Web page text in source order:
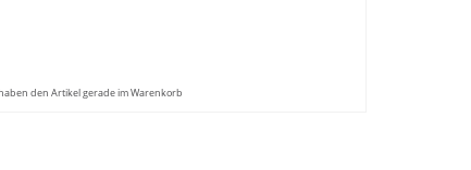
den Artikel gerade im Warenkorb